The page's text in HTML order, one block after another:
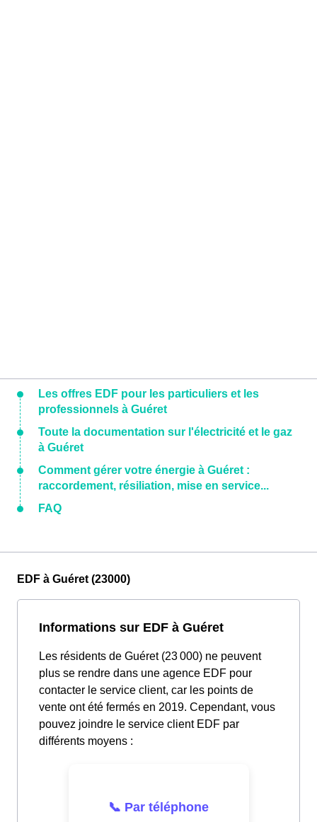
Les offres EDF pour les particuliers et les
professionnels à Guéret
Toute la documentation sur l'électricité et le gaz
à Guéret
Comment gérer votre énergie à Guéret :
raccordement, résiliation, mise en service...
FAQ
EDF à Guéret (23000)
Informations sur EDF à Guéret
Les résidents de Guéret (23 000) ne peuvent
plus se rendre dans une agence EDF pour
contacter le service client, car les points de
vente ont été fermés en 2019. Cependant, vous
pouvez joindre le service client EDF par
différents moyens :
📞 Par téléphone